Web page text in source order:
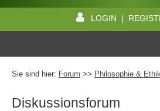
LOGIN |
Sie sind hier: Forum >> Philosophie & Ethik
Diskussionsforum